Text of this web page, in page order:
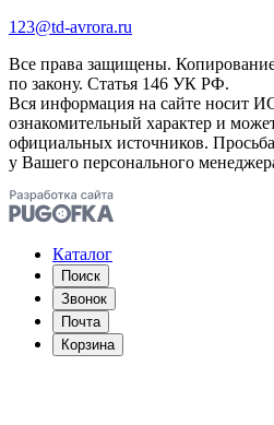
123@td-avrora.ru
Все права защищены.
по закону. Статья 146 УК РФ.
Вся информация на сайте
ознакомительный характер и
официальных источников.
у Вашего персонального
Каталог
Поиск
Звонок
Почта
Корзина